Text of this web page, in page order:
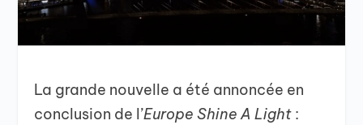
La grande nouvelle a été annoncée en
conclusion de l’Europe Shine A Light :